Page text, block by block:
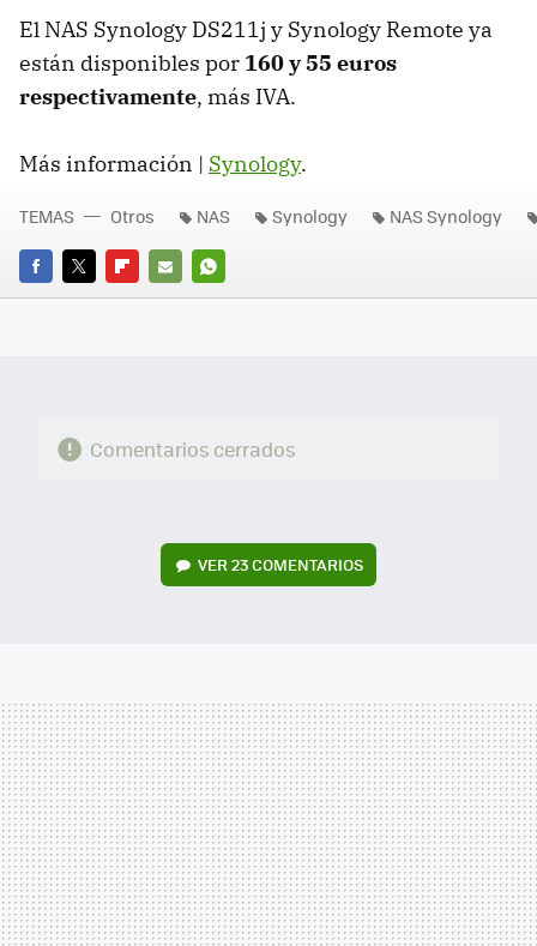
El NAS Synology DS211j y Synology Remote ya
están disponibles por 160 y 55 euros
respectivamente, más IVA.
Más información | Synology.
FACEBOOK
TWITTERFLIPBOARD
E-
WHATSAPP
TEMAS Otros NAS Synology NAS Synology
Comentarios cerrados
VER23 COMENTARIOS